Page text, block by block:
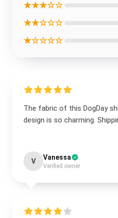
★★★☆☆
★★☆☆☆
★☆☆☆☆
The fabric of this DogDay
design is so charming.
V Vanessa
Verified owner